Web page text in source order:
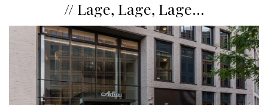
// Lage, Lage, Lage…